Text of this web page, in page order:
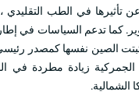
تأثيرها في الطب التقليدي
كما تدعم السياسات في
أثبتت الصين نفسها كمصدر
الجمركية زيادة مطردة في
الشمالية.